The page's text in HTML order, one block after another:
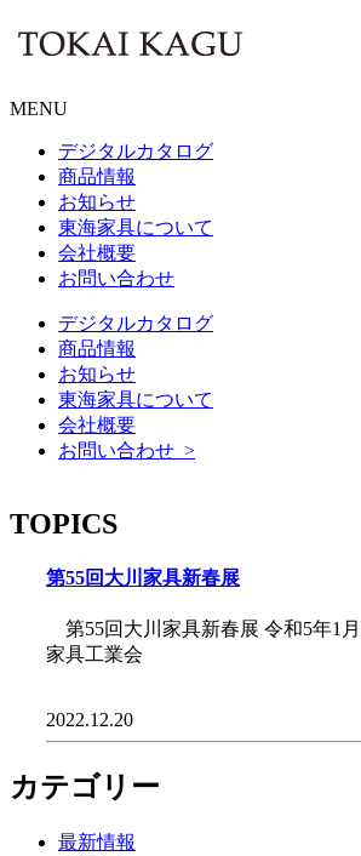
MENU
デジタルカタログ
商品情報
お知らせ
東海家具について
会社概要
お問い合わせ
デジタルカタログ
商品情報
お知らせ
東海家具について
会社概要
お問い合わせ >
TOPICS
第55回大川家具新春展
第55回大川家具新春展 令和5年1
家具工業会
2022.12.20
カテゴリー
最新情報